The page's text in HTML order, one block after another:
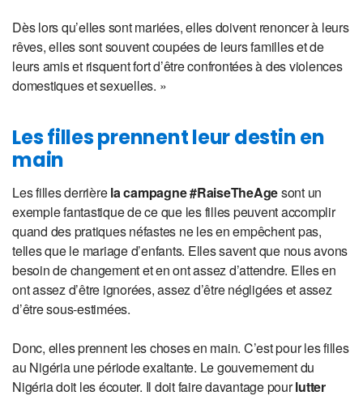
Dès lors qu’elles sont mariées, elles doivent renoncer à leurs
rêves, elles sont souvent coupées de leurs familles et de
leurs amis et risquent fort d’être confrontées à des violences
domestiques et sexuelles. »
Les filles prennent leur destin en
main
Les filles derrièrela campagne #RaiseTheAgesont un
exemple fantastique de ce que les filles peuvent accomplir
quand des pratiques néfastes ne les en empêchent pas,
telles que le mariage d’enfants. Elles savent que nous avons
besoin de changement et en ont assez d’attendre. Elles en
ont assez d’être ignorées, assez d’être négligées et assez
d’être sous-estimées.
Donc, elles prennent les choses en main. C’est pour les filles
au Nigéria une période exaltante. Le gouvernement du
Nigéria doit les écouter. Il doit faire davantage pourlutter